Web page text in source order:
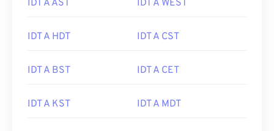
IDT A AST IDT A WEST
IDT A HDT IDT A CST
IDT A BST IDT A CET
IDT A KST IDT A MDT